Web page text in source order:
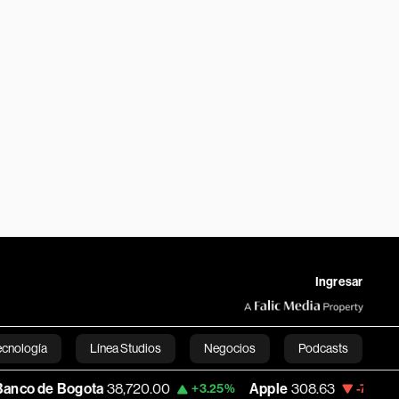
Ingresar
Línea Studios Negocios Podcasts
English
38,720.00 +3.25% Apple 308.63 -7.53% USD